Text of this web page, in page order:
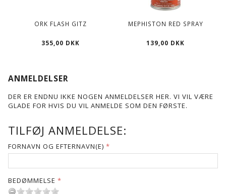
ORK FLASH GITZ
355,00 DKK
MEPHISTON RED SPRAY
139,00 DKK
ANMELDELSER
DER ER ENDNU IKKE NOGEN ANMELDELSER HER. VI VIL VÆRE
GLADE FOR HVIS DU VIL ANMELDE SOM DEN FØRSTE.
TILFØJ ANMELDELSE:
FORNAVN OG EFTERNAVN(E)
BEDØMMELSE